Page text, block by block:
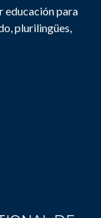
educación para
plurilingües,